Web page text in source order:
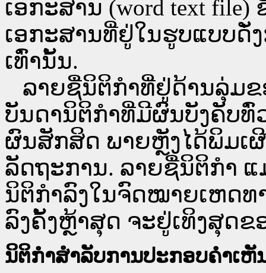
ເອກະສານ (word text
ເອກະສານທີ່ຢູ່ໃນຮູບແບບດັ່
ເທົ່ານັ້ນ.
ລາຍຊື່ນິຕິກຳທີ່ຢູ່ດ້ານລຸ່ມ
ບັນດານິຕິກຳທີ່ມີຜົນບັງຄັບທົ່
ຜົນສັກສິດ ພາຍຫຼັງໄດ້ພິມເ
ລັດຖະການ. ລາຍຊື່ນິຕິກຳ
ນິຕິກຳລົງໃນຈົດໝາຍເຫດທ
ລົງຄັ້ງຫຼ້າສຸດ ຈະຢູ່ເທິງສຸດຂ
ນິຕິກຳສຳລັບການປະກອບຄຳເຫັ